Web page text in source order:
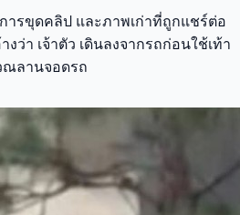
ารขุดคลิป และภาพเก่าที่ถูกแชร์ต่อ
ว่า เจ้าตัว เดินลงจากรถก่อนใช้เท้า
ณลานจอดรถ